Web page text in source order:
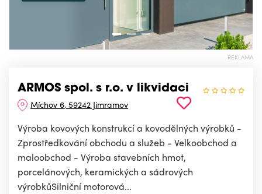
REKLAMA
ARMOS spol. s r.o. v likvidaci
Míchov 6, 59242 Jimramov
Výroba kovových konstrukcí a kovodělných výrobků -
Zprostředkování obchodu a služeb - Velkoobchod a
maloobchod - Výroba stavebních hmot,
porcelánových, keramických a sádrových
výrobkůSilniční motorová...